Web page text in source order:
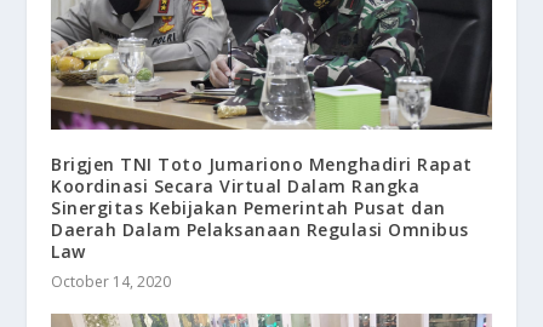
Brigjen TNI Toto Jumariono Menghadiri Rapat
Koordinasi Secara Virtual Dalam Rangka
Sinergitas Kebijakan Pemerintah Pusat dan
Daerah Dalam Pelaksanaan Regulasi Omnibus
Law
October 14, 2020